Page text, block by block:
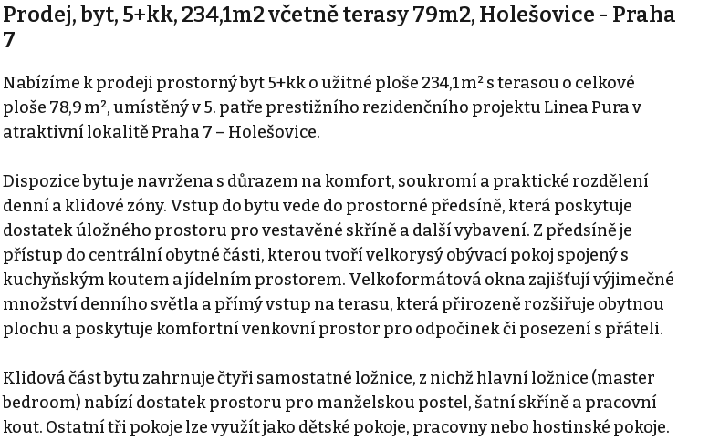
Prodej, byt, 5+kk, 234,1m2 včetně terasy 79m2, Holešovice - Praha
7
Nabízíme k prodeji prostorný byt 5+kk o užitné ploše 234,1 m² s terasou o celkové
ploše 78,9 m², umístěný v 5. patře prestižního rezidenčního projektu Linea Pura v
atraktivní lokalitě Praha 7 – Holešovice.
Dispozice bytu je navržena s důrazem na komfort, soukromí a praktické rozdělení
denní a klidové zóny. Vstup do bytu vede do prostorné předsíně, která poskytuje
dostatek úložného prostoru pro vestavěné skříně a další vybavení. Z předsíně je
přístup do centrální obytné části, kterou tvoří velkorysý obývací pokoj spojený s
kuchyňským koutem a jídelním prostorem. Velkoformátová okna zajišťují výjimečné
množství denního světla a přímý vstup na terasu, která přirozeně rozšiřuje obytnou
plochu a poskytuje komfortní venkovní prostor pro odpočinek či posezení s přáteli.
Klidová část bytu zahrnuje čtyři samostatné ložnice, z nichž hlavní ložnice (master
bedroom) nabízí dostatek prostoru pro manželskou postel, šatní skříně a pracovní
kout. Ostatní tři pokoje lze využít jako dětské pokoje, pracovny nebo hostinské pokoje.